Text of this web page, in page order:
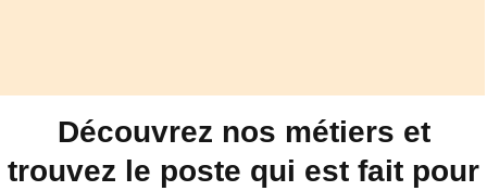
Découvrez nos métiers et
trouvez le poste qui est fait pour